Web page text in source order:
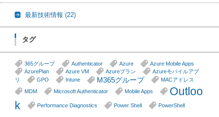
最新技術情報 (22)
タグ
365グループ Authenticator Azure
Azure Mobile Apps
AzurePlan
Azure VM Azureプラン
Azureモバイルアプ
リ
GPO Intune M365グループ
MACアドレス
MDM
Microsoft Authenticator Mobile Apps
Outloo
k
Performance Diagnostics Power Shell PowerShell